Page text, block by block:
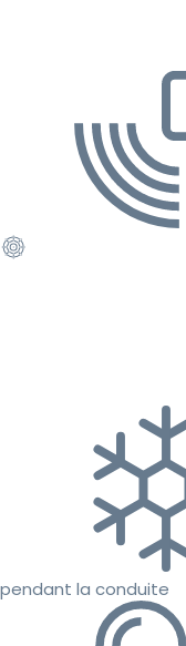
pendant la conduite